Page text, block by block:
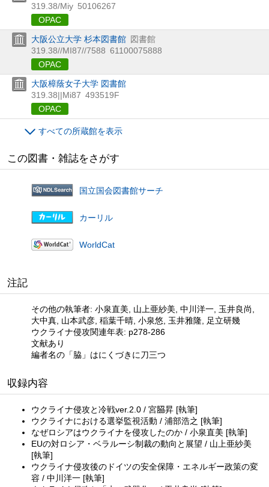
319.38/Miy 50106267
OPAC
大阪公立大学 杉本図書館 図書館
319.38//MI87//7588 61100075888
OPAC
大阪樟蔭女子大学 図書館
319.38||Mi87 493519F
OPAC
すべての所蔵館を表示
この図書・雑誌をさがす
国立国会図書館サーチ
カーリル
WorldCat
注記
その他の執筆者: 小泉直美, 山上亜紗美, 中川洋一, 玉井良尚,
大中真, 山本武彦, 稲葉千晴, 小泉悠, 玉井雅隆, 足立研幾
ウクライナ侵攻関連年表: p278-286
文献あり
編者名の「脇」はにくづきに刀三つ
収録内容
ウクライナ侵攻と冷戦ver.2.0 / 宮𦚰昇 [執筆]
ウクライナにおける選挙監視活動 / 浦部浩之 [執筆]
なぜロシアはウクライナを侵攻したのか / 小泉直美 [執筆]
EUの対ロシア・ベラルーシ制裁の動向と展望 / 山上亜紗美
[執筆]
ウクライナ侵攻後のドイツの安全保障・エネルギー政策の変
容 / 中川洋一 [執筆]